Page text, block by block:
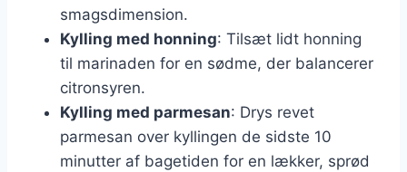
smagsdimension.
Kylling med honning: Tilsæt lidt honning
til marinaden for en sødme, der balancerer
citronsyren.
Kylling med parmesan: Drys revet
parmesan over kyllingen de sidste 10
minutter af bagetiden for en lækker, sprød